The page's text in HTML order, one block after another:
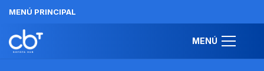
MENÚ PRINCIPAL
MENÚ